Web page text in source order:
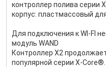
контроллер полива серии
корпус: пластмассовый
Для подключения к WI-FI
модуль WAND
Контроллер X2
популярной серии X-